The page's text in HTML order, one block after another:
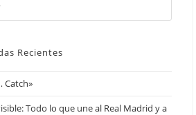
Recientes
Catch»
Todo lo que une al Real Madrid y a